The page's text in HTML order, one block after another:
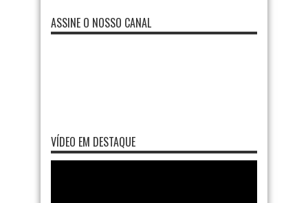
ASSINE O NOSSO CANAL
VÍDEO EM DESTAQUE